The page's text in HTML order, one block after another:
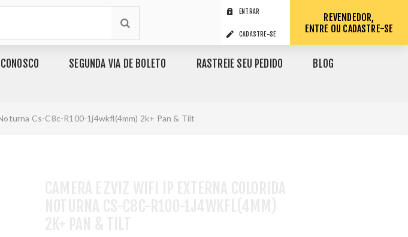
ENTRAR
CADASTRE-SE
REVENDEDOR,
ENTRE OU CADASTRE-SE
SEGUNDA VIA DE BOLETO RASTREIE SEU PEDIDO BLOG
Cs-C8c-R100-1j4wkfl(4mm) 2k+ Pan & Tilt